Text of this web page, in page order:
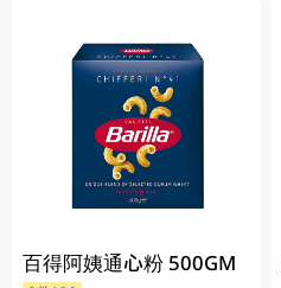
百得阿姨通心粉 500GM